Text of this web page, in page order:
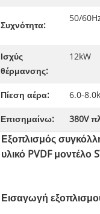
Συχνότητα:
50/
Ισχύς
θέρμανσης:
12kW
Πίεση αέρα: 6.0-
Επισημαίνω: 380V
Εξοπλισμός
υλικό PVDF μοντέλο
Εισαγωγή